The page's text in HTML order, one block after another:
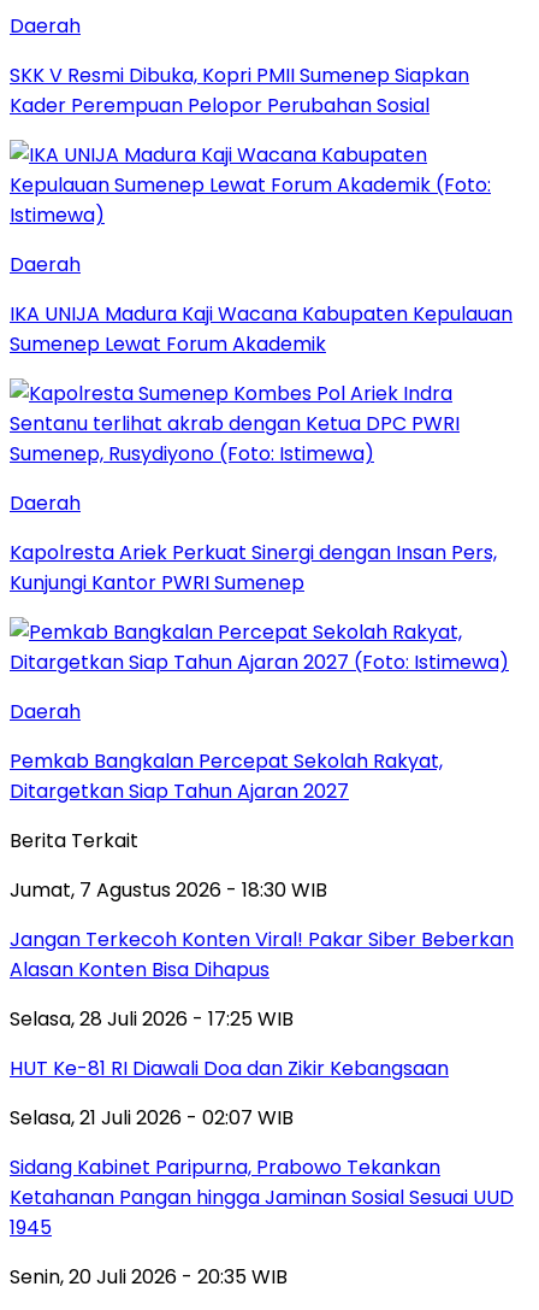
Daerah
SKK V Resmi Dibuka, Kopri PMII Sumenep Siapkan
Kader Perempuan Pelopor Perubahan Sosial
Daerah
IKA UNIJA Madura Kaji Wacana Kabupaten Kepulauan
Sumenep Lewat Forum Akademik
Daerah
Kapolresta Ariek Perkuat Sinergi dengan Insan Pers,
Kunjungi Kantor PWRI Sumenep
Daerah
Pemkab Bangkalan Percepat Sekolah Rakyat,
Ditargetkan Siap Tahun Ajaran 2027
Berita Terkait
Jumat, 7 Agustus 2026 - 18:30 WIB
Jangan Terkecoh Konten Viral! Pakar Siber Beberkan
Alasan Konten Bisa Dihapus
Selasa, 28 Juli 2026 - 17:25 WIB
HUT Ke-81 RI Diawali Doa dan Zikir Kebangsaan
Selasa, 21 Juli 2026 - 02:07 WIB
Sidang Kabinet Paripurna, Prabowo Tekankan
Ketahanan Pangan hingga Jaminan Sosial Sesuai UUD
1945
Senin, 20 Juli 2026 - 20:35 WIB